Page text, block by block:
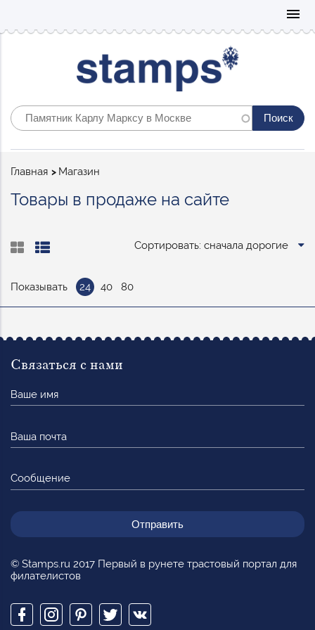
menu
Строка
Главная Магазин
Товары в продаже на сайте
Сортировать: сначала дорогие
Показывать 24 40 80
© Stamps.ru 2017 Первый в рунете трастовый портал для
филателистов
Связаться с нами
имя
почта
Сообщение